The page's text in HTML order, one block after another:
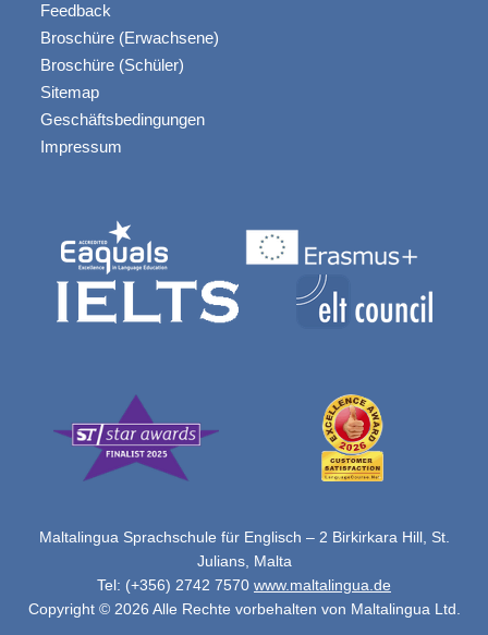
Feedback
Broschüre (Erwachsene)
Broschüre (Schüler)
Sitemap
Geschäftsbedingungen
Impressum
Maltalingua Sprachschule für Englisch – 2 Birkirkara Hill, St.
Julians, Malta
Tel: (+356) 2742 7570 www.maltalingua.de
Copyright © 2026 Alle Rechte vorbehalten von Maltalingua Ltd.